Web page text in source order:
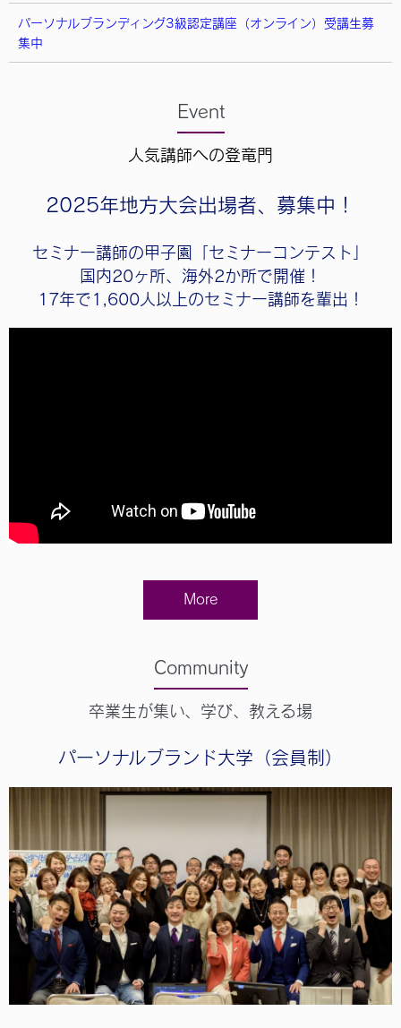
パーソナルブランディング3級認定講座（オンライン）受講生募
集中
Event
人気講師への登竜門
2025年地方大会出場者、募集中！
セミナー講師の甲子園「セミナーコンテスト」
国内20ヶ所、海外2か所で開催！
17年で1,600人以上のセミナー講師を輩出！
More
Community
卒業生が集い、学び、教える場
パーソナルブランド大学（会員制）